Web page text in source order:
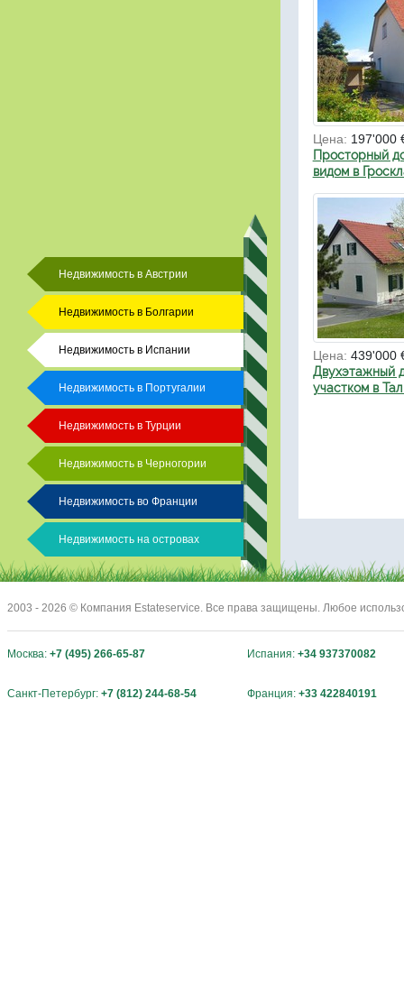
Цена: 197'000
Просторный
видом в
Цена: 439'000
Двухэтажный
участком в
Недвижимость в Австрии
Недвижимость в Болгарии
Недвижимость в Испании
Недвижимость в Португалии
Недвижимость в Турции
Недвижимость в Черногории
Недвижимость во Франции
Недвижимость на островах
2003 - 2026 © Компания Estateservice. Все права защищены. Любое
Москва: +7 (495) 266-65-87 Испания: +34 937370082
Санкт-Петербург: +7 (812) 244-68-54 Франция: +33 422840191